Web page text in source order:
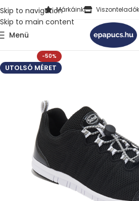
Skip to navigation
Skip to main content
Márkáink Viszonteladók
Menü
-50%
UTOLSÓ MÉRET